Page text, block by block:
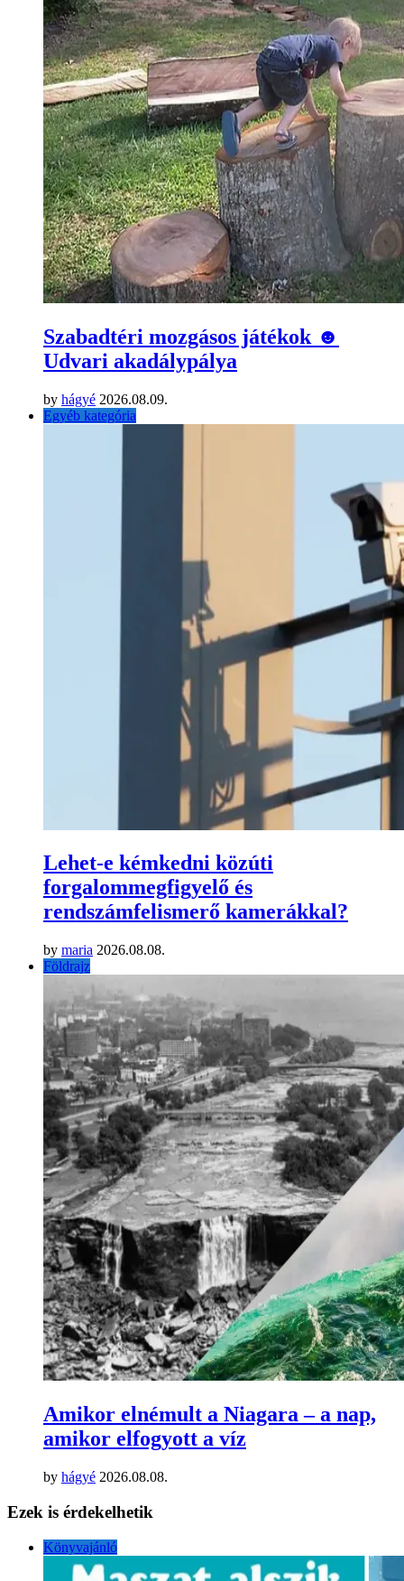
Szabadtéri mozgásos játékok ☻
Udvari akadálypálya
by hágyé 2026.08.09.
Egyéb kategória
Lehet-e kémkedni közúti
forgalommegfigyelő és
rendszámfelismerő kamerákkal?
by maria 2026.08.08.
Földrajz
Amikor elnémult a Niagara – a nap,
amikor elfogyott a víz
by hágyé 2026.08.08.
Ezek is érdekelhetik
Könyvajánló